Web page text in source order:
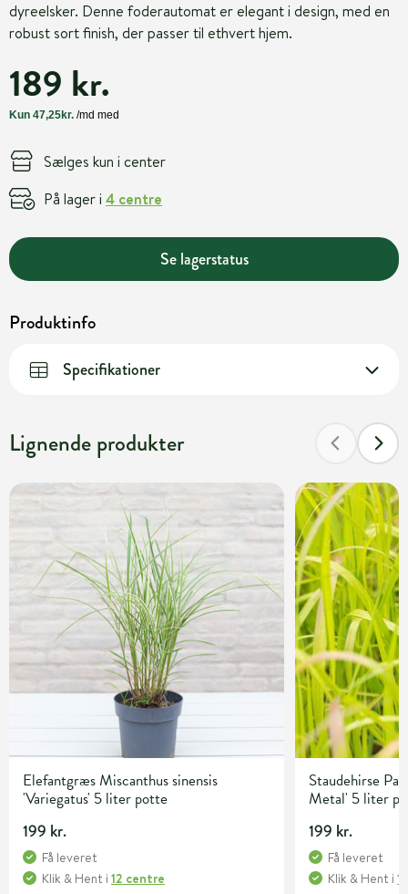
dyreelsker. Denne foderautomat er elegant i design, med en
robust sort finish, der passer til ethvert hjem.
189 kr.
Sælges kun i center
På lager i 4 centre
Se lagerstatus
Produktinfo
Specifikationer
Lignende produkter
Elefantgræs Miscanthus sinensis
'Variegatus' 5 liter potte
199 kr.
Få leveret
Klik & Hent i 12 centre
Staudehirse
Metal' 5 liter
199 kr.
Få leveret
Klik & Hent i